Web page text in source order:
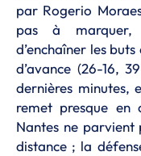
par Rogerio
pas à marquer,
d’enchaîner les
d’avance (26-16,
dernières minutes,
remet presque en
Nantes ne parvient
distance ; la